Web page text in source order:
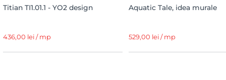
Titian TI1.01.1 - YO2 design
436,00 lei / mp
Aquatic Tale, idea murale
529,00 lei / mp